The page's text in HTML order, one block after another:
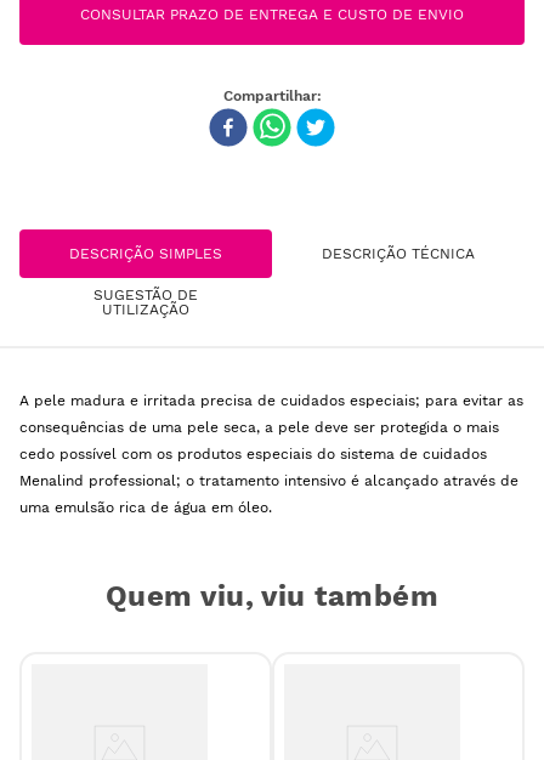
CONSULTAR PRAZO DE ENTREGA E CUSTO DE ENVIO
DESCRIÇÃO SIMPLES DESCRIÇÃO TÉCNICA
SUGESTÃO DE
UTILIZAÇÃO
A pele madura e irritada precisa de cuidados especiais; para evitar as
consequências de uma pele seca, a pele deve ser protegida o mais
cedo possível com os produtos especiais do sistema de cuidados
Menalind professional; o tratamento intensivo é alcançado através de
uma emulsão rica de água em óleo.
Quem viu, viu também